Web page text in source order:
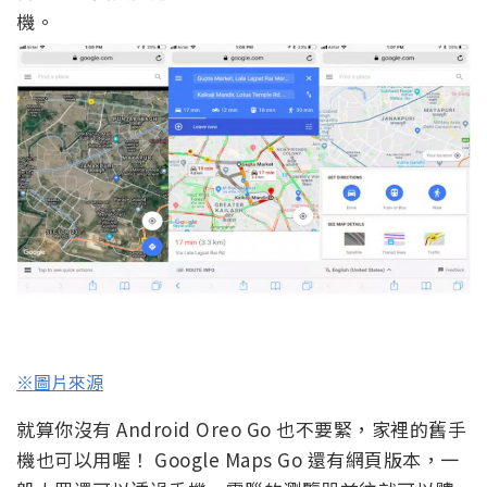
機。
※圖片來源
就算你沒有 Android Oreo Go 也不要緊，家裡的舊手
機也可以用喔！ Google Maps Go 還有網頁版本，一